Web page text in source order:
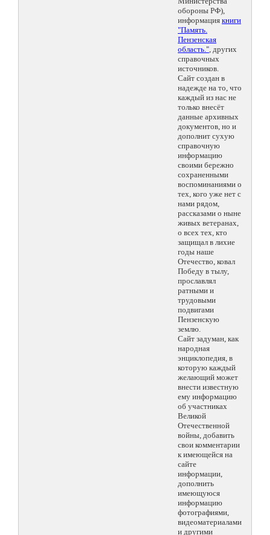
обороны РФ),
информация книги
"Память.
Пензенская
область.", других
справочных
источников.
Сайт создан в
надежде на то, что
каждый из нас не
только внесёт
данные архивных
документов, но и
дополнит сухую
справочную
информацию
своими бережно
сохраненными
воспоминаниями о
тех, кого уже нет с
нами рядом,
рассказами о ныне
живых ветеранах,
о всех тех, кто
защищал в лихие
годы наше
Отечество, ковал
Победу в тылу,
прославлял
ратными и
трудовыми
подвигами
Пензенскую
землю.
Сайт задуман, как
народная
энциклопедия, в
которую каждый
желающий может
внести известную
ему информацию
об участниках
Великой
Отечественной
войны, добавить
свои комментарии
к имеющейся на
сайте
информации,
дополнить
имеющуюся
информацию
фотографиями,
видеоматериалами
и другими